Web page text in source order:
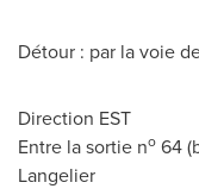
Détour : par la voie
Direction EST
Entre la sortie no 64
Langelier